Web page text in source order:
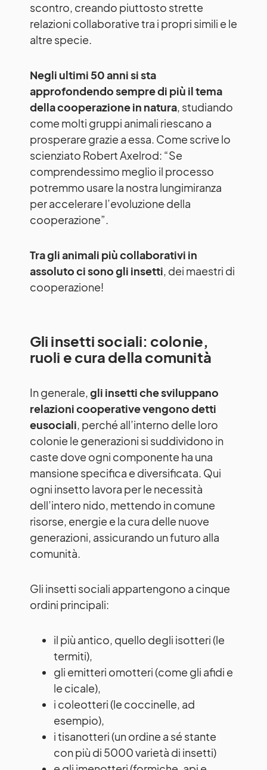
scontro, creando piuttosto strette
relazioni collaborative tra i propri simili e le
altre specie.
Negli ultimi 50 anni si sta
approfondendo sempre di più il tema
della cooperazione in natura, studiando
come molti gruppi animali riescano a
prosperare grazie a essa. Come scrive lo
scienziato Robert Axelrod: “Se
comprendessimo meglio il processo
potremmo usare la nostra lungimiranza
per accelerare l’evoluzione della
cooperazione”.
Tra gli animali più collaborativi in
assoluto ci sono gli insetti, dei maestri di
cooperazione!
Gli insetti sociali: colonie,
ruoli e cura della comunità
In generale,gli insetti che sviluppano
relazioni cooperative vengono detti
eusociali, perché all’interno delle loro
colonie le generazioni si suddividono in
caste dove ogni componente ha una
mansione specifica e diversificata. Qui
ogni insetto lavora per le necessità
dell’intero nido, mettendo in comune
risorse, energie e la cura delle nuove
generazioni, assicurando un futuro alla
comunità.
Gli insetti sociali appartengono a cinque
ordini principali:
il più antico, quello degli isotteri (le
termiti),
gli emitteri omotteri (come gli afidi e
le cicale),
i coleotteri (le coccinelle, ad
esempio),
i tisanotteri (un ordine a sé stante
con più di 5000 varietà di insetti)